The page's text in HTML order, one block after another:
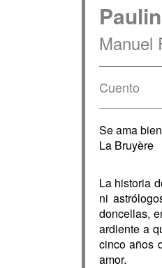
Manuel
Cuento
Se ama
La Bruyère
La historia
ni
doncellas,
ardiente a
cinco años
amor.